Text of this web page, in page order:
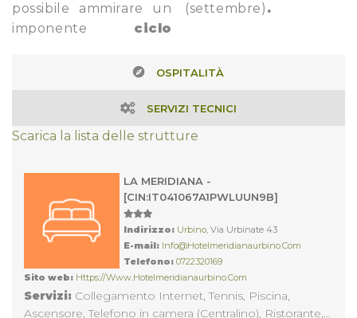
possibile ammirare un
imponente ciclo
(settembre) .
OSPITALITÀ
SERVIZI TECNICI
Scarica la lista delle strutture
LA MERIDIANA -
[CIN:IT041067A1PWLUUN9B]
Indirizzo: Urbino, Via Urbinate 43
E-mail: Info@hotelmeridianaurbino.com
Telefono: 0722320169
Sito web: Https://www.hotelmeridianaurbino.com
Servizi: Collegamento Internet, Tennis, Piscina,
Ascensore, Telefono in camera (Centralino), Ristorante,